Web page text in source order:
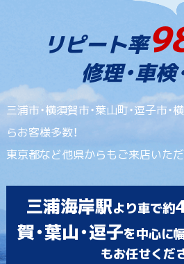
リピート率
修理・車検
三浦市・横須賀市・葉山町・逗子市
らお客様多数！
東京都など他県からもご来店いただ
三浦海岸駅より車で約
賀・葉山・逗子を中心に
もお任せくだ